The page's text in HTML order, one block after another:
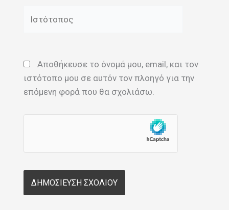
Αποθήκευσε το όνομά μου, email, και τον
ιστότοπο μου σε αυτόν τον πλοηγό για την
επόμενη φορά που θα σχολιάσω.